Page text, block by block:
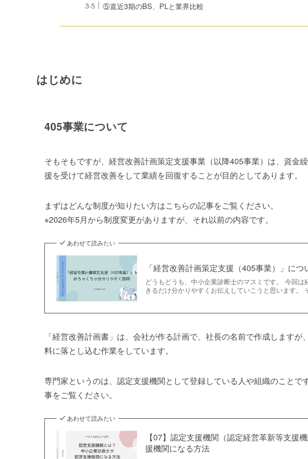
⑤直近3期のBS、PLと業界比較
はじめに
405事業について
そもそもですが、経営改善計画策定支援事業（以降405事業）は、資金
援を受けて経営改善をして業績を回復することが目的としてあります。
まずはどんな制度が知りたい方はこちらの記事をご覧ください。
※2026年5月から制度変更がありますが、それ以前の内容です。
あわせて読みたい
「経営改善計画策定支援（405事業）」に
どうもどうも、中小企業診断士のマスミです。 今回
きるだけ分かりやすくお伝えしていこうと思います。
「経営改善計画書」は、会社が作る計画で、社長の名前で作成します
料に落とし込む作業をしています。
専門家というのは、認定支援機関として登録している人や組織のことで
事をご覧ください。
あわせて読みたい
【07】認定支援機関（認定経営革新等支援
援機関になる方法